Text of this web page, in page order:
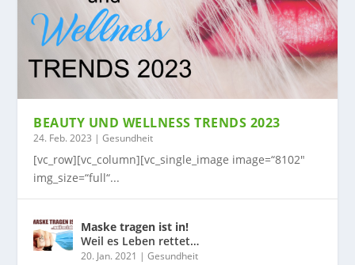
BEAUTY UND WELLNESS TRENDS 2023
24. Feb. 2023 |Gesundheit
[vc_row][vc_column][vc_single_image image=“8102″
img_size=“full“...
Maske tragen ist in!
Weil es Leben rettet…
20. Jan. 2021 |Gesundheit